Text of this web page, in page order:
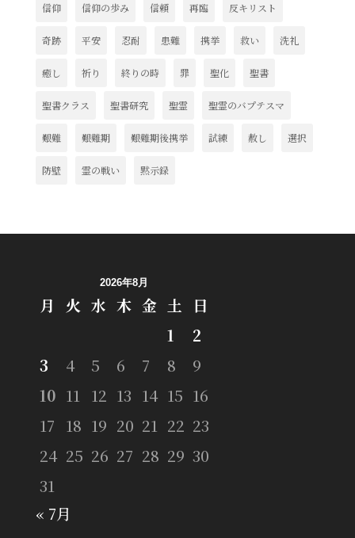
信仰 信仰の歩み 信頼 再臨 反キリスト
奇跡 平安 忍耐 患難 携挙 救い 洗礼
癒し 祈り 終りの時 罪 聖化 聖書
聖書クラス 聖書研究 聖霊 聖霊のバプテスマ
艱難 艱難期 艱難期後携挙 試練 赦し 選択
防壁 霊の戦い 黙示録
2026年8月
月 火 水 木 金 土
日
1
2
3
4 5 6 7 8
9
10 11 12 13 14 15 16
17 18 19 20 21 22 23
24 25 26 27 28 29 30
31
« 7月